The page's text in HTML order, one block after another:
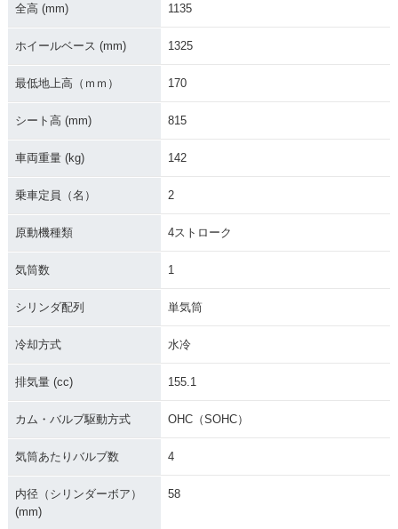
全高 (mm) 1135
ホイールベース (mm) 1325
最低地上高（ｍｍ） 170
シート高 (mm) 815
車両重量 (kg) 142
乗車定員（名） 2
原動機種類 4ストローク
気筒数 1
シリンダ配列 単気筒
冷却方式 水冷
排気量 (cc) 155.1
カム・バルブ駆動方式 OHC（SOHC）
気筒あたりバルブ数 4
内径（シリンダーボア）
(mm)
58